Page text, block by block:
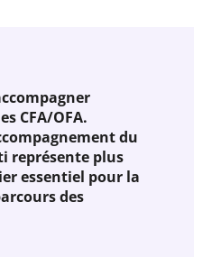
CFA/OFA.
du
représente plus
essentiel pour la
des